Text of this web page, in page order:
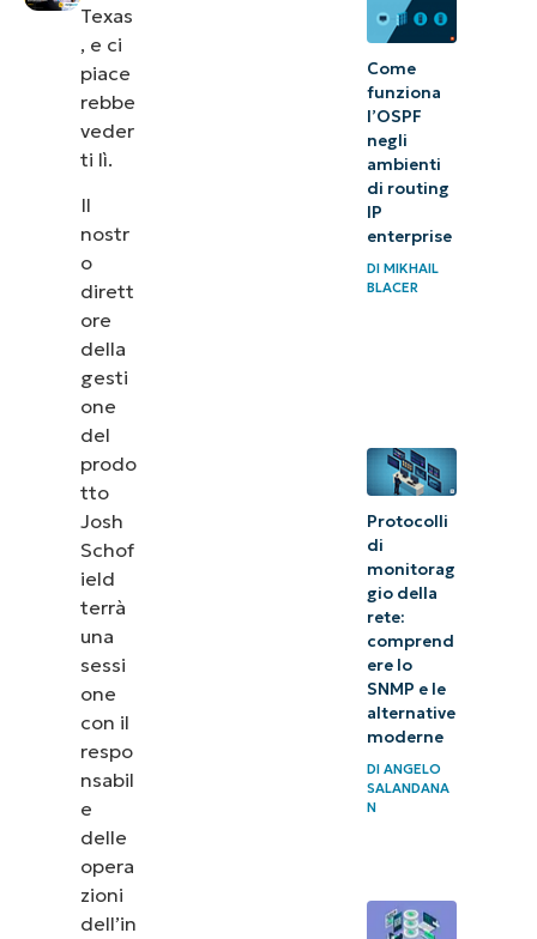
Texas
, e ci
piace
rebbe
veder
ti lì.
Il
nostr
o
dirett
ore
della
gesti
one
del
prodo
tto
Josh
Schof
ield
terrà
una
sessi
one
con il
respo
nsabil
e
delle
opera
zioni
dell’in
Come
funziona
l’OSPF
negli
ambienti
di routing
IP
enterprise
DIMIKHAIL
BLACER
Protocolli
di
monitorag
gio della
rete:
comprend
ere lo
SNMP e le
alternative
moderne
DIANGELO
SALANDANA
N